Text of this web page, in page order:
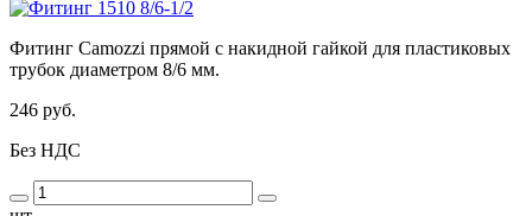
Фитинг Camozzi прямой с накидной гайкой для пластиковых
трубок диаметром 8/6 мм.
246 руб.
Без НДС